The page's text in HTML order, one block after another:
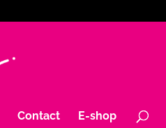
Contact E-shop